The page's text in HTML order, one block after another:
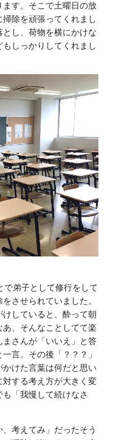
す。そこで土曜日の放
除を頑張ってくれまし
し、荷物を横にかけな
しっかりしてくれまし
で弟子として修行をして
させられていました。
していると、酔って朝
、そんなことしてて楽
まさんが「いいえ」と答
言。その後「？？？」
けた言葉は何だと思い
対する考え方が大きく変
「我慢して続けなさ
考えてみ」だったそう